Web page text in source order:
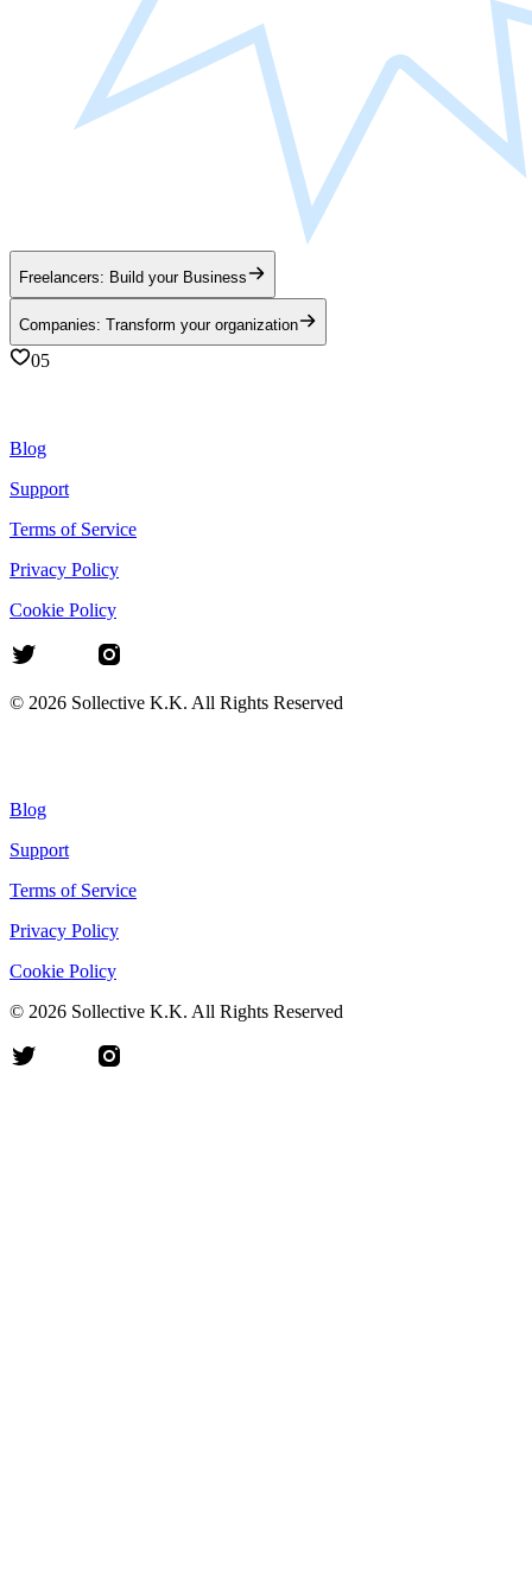
Freelancers: Build your Business
Companies: Transform your organization
05
Blog
Support
Terms of Service
Privacy Policy
Cookie Policy
© 2026 Sollective K.K. All Rights Reserved
Blog
Support
Terms of Service
Privacy Policy
Cookie Policy
© 2026 Sollective K.K. All Rights Reserved